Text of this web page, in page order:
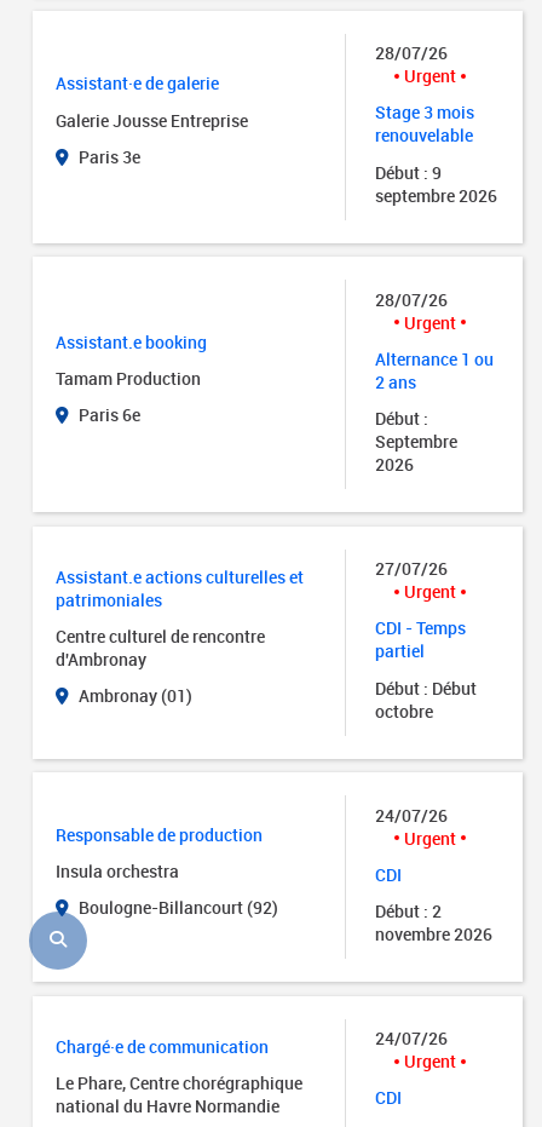
Assistant·e de galerie
Galerie Jousse Entreprise
Paris 3e
28/07/26
Urgent
Stage 3 mois
renouvelable
Début : 9
septembre 2026
Assistant.e booking
Tamam Production
Paris 6e
28/07/26
Urgent
Alternance 1 ou
2 ans
Début :
Septembre
2026
Assistant.e actions culturelles et
patrimoniales
Centre culturel de rencontre
d'Ambronay
Ambronay (01)
27/07/26
Urgent
CDI - Temps
partiel
Début : Début
octobre
Responsable de production
Insula orchestra
Boulogne-Billancourt (92)
24/07/26
Urgent
CDI
Début : 2
novembre 2026
Chargé·e de communication
Le Phare, Centre chorégraphique
national du Havre Normandie
24/07/26
Urgent
CDI